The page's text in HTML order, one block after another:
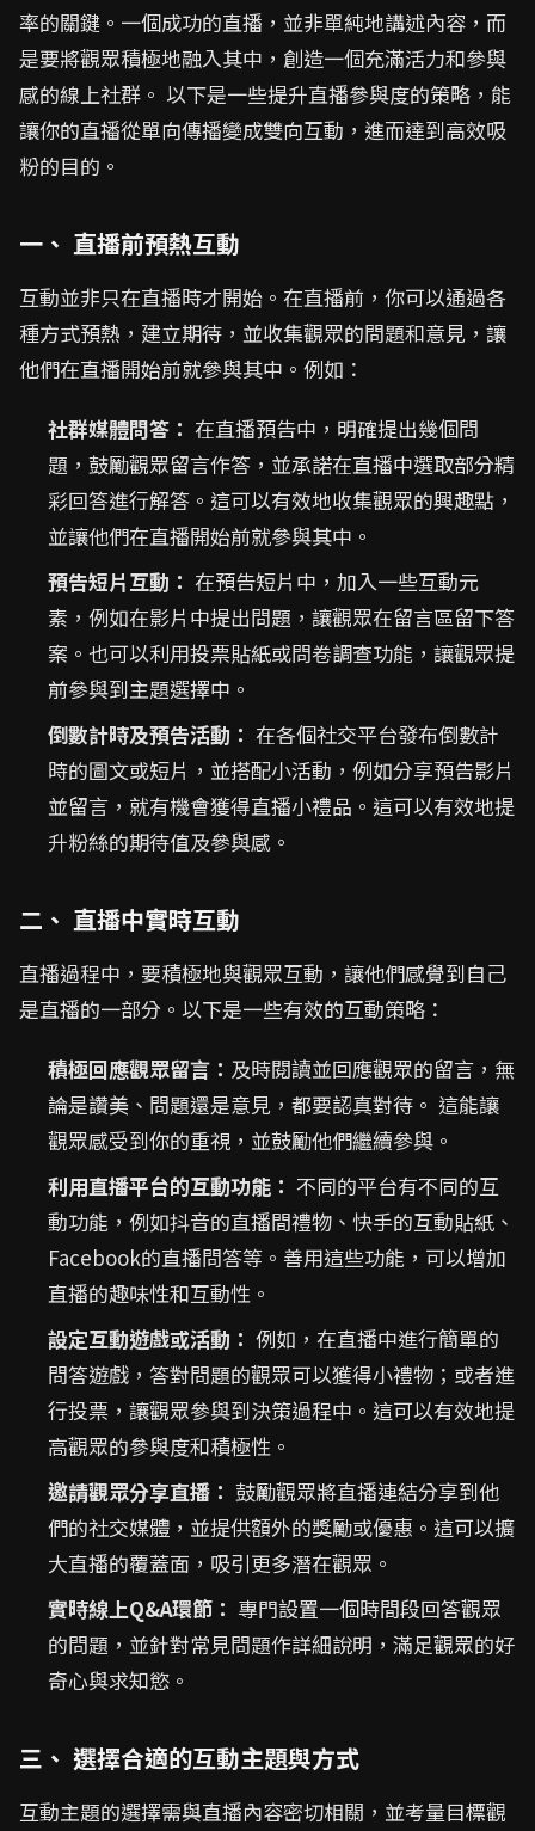
率的關鍵。一個成功的直播，並非單純地講述內容，而
是要將觀眾積極地融入其中，創造一個充滿活力和參與
感的線上社群。 以下是一些提升直播參與度的策略，能
讓你的直播從單向傳播變成雙向互動，進而達到高效吸
粉的目的。
一、 直播前預熱互動
互動並非只在直播時才開始。在直播前，你可以通過各
種方式預熱，建立期待，並收集觀眾的問題和意見，讓
他們在直播開始前就參與其中。例如：
社群媒體問答： 在直播預告中，明確提出幾個問
題，鼓勵觀眾留言作答，並承諾在直播中選取部分精
彩回答進行解答。這可以有效地收集觀眾的興趣點，
並讓他們在直播開始前就參與其中。
預告短片互動： 在預告短片中，加入一些互動元
素，例如在影片中提出問題，讓觀眾在留言區留下答
案。也可以利用投票貼紙或問卷調查功能，讓觀眾提
前參與到主題選擇中。
倒數計時及預告活動： 在各個社交平台發布倒數計
時的圖文或短片，並搭配小活動，例如分享預告影片
並留言，就有機會獲得直播小禮品。這可以有效地提
升粉絲的期待值及參與感。
二、 直播中實時互動
直播過程中，要積極地與觀眾互動，讓他們感覺到自己
是直播的一部分。以下是一些有效的互動策略：
積極回應觀眾留言： 及時閱讀並回應觀眾的留言，無
論是讚美、問題還是意見，都要認真對待。 這能讓
觀眾感受到你的重視，並鼓勵他們繼續參與。
利用直播平台的互動功能： 不同的平台有不同的互
動功能，例如抖音的直播間禮物、快手的互動貼紙、
Facebook的直播問答等。善用這些功能，可以增加
直播的趣味性和互動性。
設定互動遊戲或活動： 例如，在直播中進行簡單的
問答遊戲，答對問題的觀眾可以獲得小禮物；或者進
行投票，讓觀眾參與到決策過程中。這可以有效地提
高觀眾的參與度和積極性。
邀請觀眾分享直播： 鼓勵觀眾將直播連結分享到他
們的社交媒體，並提供額外的獎勵或優惠。這可以擴
大直播的覆蓋面，吸引更多潛在觀眾。
實時線上Q&A環節： 專門設置一個時間段回答觀眾
的問題，並針對常見問題作詳細說明，滿足觀眾的好
奇心與求知慾。
三、 選擇合適的互動主題與方式
互動主題的選擇需與直播內容密切相關，並考量目標觀